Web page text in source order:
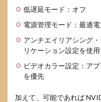
低遅延モード：オフ
電源管理モード：最適
アンチエイリアシング
リケーション設定を使用
ビデオカラー設定：ア
を優先
加えて、可能であれば